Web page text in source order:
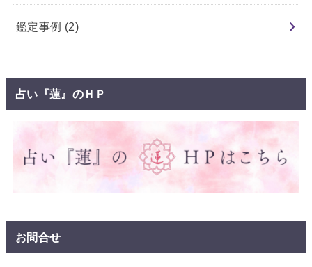
鑑定事例 (2)
占い『蓮』のＨＰ
お問合せ